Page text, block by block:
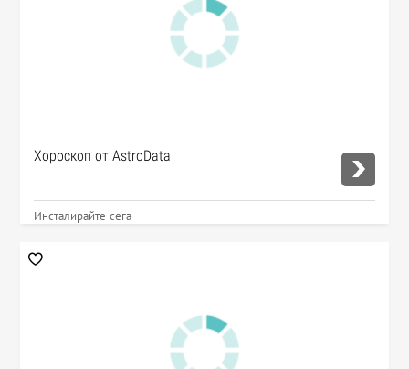
Хороскоп от AstroData
Инсталирайте сега